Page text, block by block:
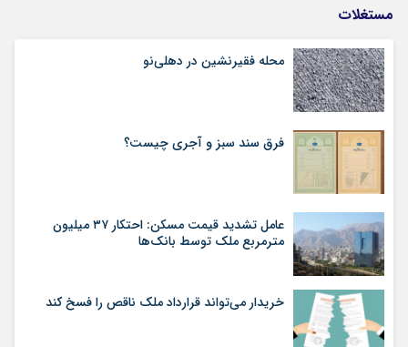
مستغلات
محله فقیرنشین در دهلی‏‌نو
فرق سند سبز و آجری چیست؟
عامل تشدید قیمت مسکن: احتکار ۳۷ میلیون
مترمربع ملک توسط بانک‌ها
خریدار می‌تواند قرارداد ملک ناقص را فسخ کند